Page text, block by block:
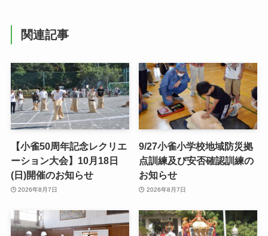
関連記事
【小雀50周年記念レクリエ
ーション大会】10月18日
(日)開催のお知らせ
2026年8月7日
9/27小雀小学校地域防災拠
点訓練及び安否確認訓練の
お知らせ
2026年8月7日